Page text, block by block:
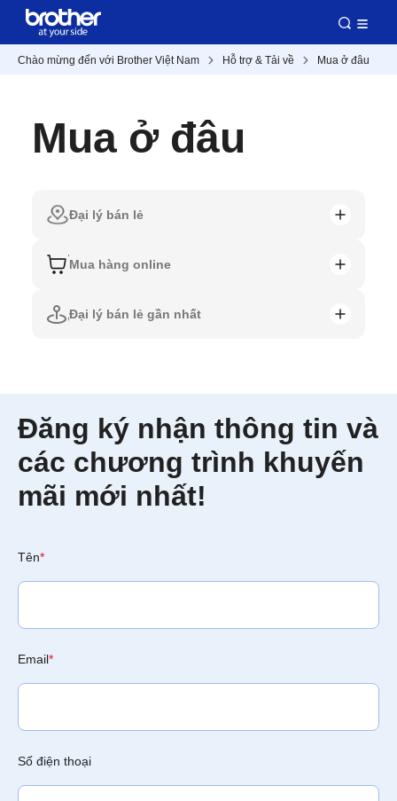
Chào mừng đến với Brother Việt Nam Hỗ trợ & Tải về Mua ở đâu
Mua ở đâu
Đại lý bán lẻ
Mua hàng online
Đại lý bán lẻ gần nhất
Đăng ký nhận thông tin và
các chương trình khuyến
mãi mới nhất!
Tên*
Email*
Số điện thoại